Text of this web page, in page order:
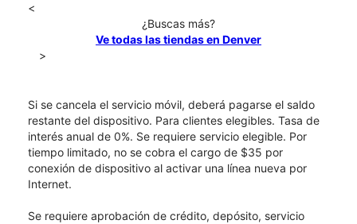
<
¿Buscas más?
Ve todas las tiendas en Denver
>
Si se cancela el servicio móvil, deberá pagarse el saldo
restante del dispositivo. Para clientes elegibles. Tasa de
interés anual de 0%. Se requiere servicio elegible. Por
tiempo limitado, no se cobra el cargo de $35 por
conexión de dispositivo al activar una línea nueva por
Internet.
Se requiere aprobación de crédito, depósito, servicio